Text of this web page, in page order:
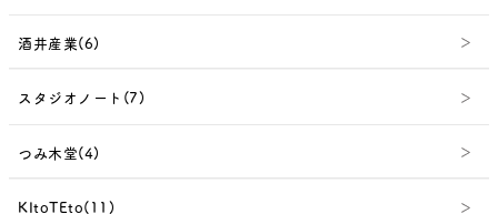
酒井産業(6)
スタジオノート(7)
つみ木堂(4)
KItoTEto(11)